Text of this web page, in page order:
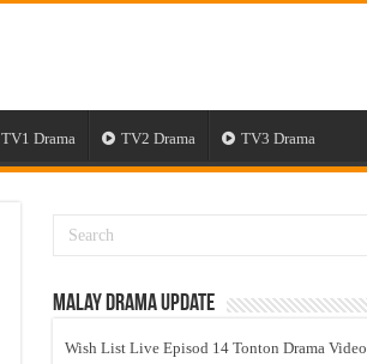
TV1 Drama TV2 Drama TV3 Drama
Malay Drama Update
Wish List Live Episod 14 Tonton Drama Video